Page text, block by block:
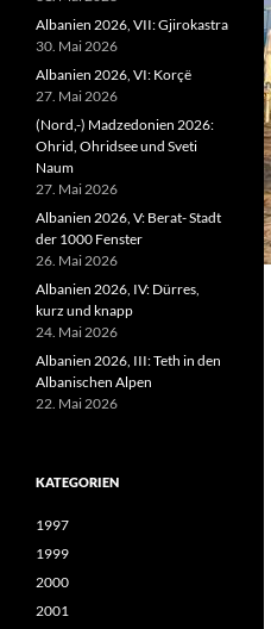
Albanien 2026, VII: Gjirokastra
30. Mai 2026
Albanien 2026, VI: Korçë
27. Mai 2026
(Nord,-) Madzedonien 2026:
Ohrid, Ohridsee und Sveti
Naum
27. Mai 2026
Albanien 2026, V: Berat- Stadt
der 1000 Fenster
26. Mai 2026
Albanien 2026, IV: Dürres,
kurz und knapp
24. Mai 2026
Albanien 2026, III: Teth in den
Albanischen Alpen
22. Mai 2026
KATEGORIEN
1997
1999
2000
2001